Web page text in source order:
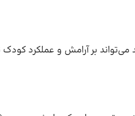
بر آرامش و عملکرد کودک